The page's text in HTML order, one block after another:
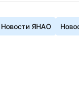
Новости ЯНАО